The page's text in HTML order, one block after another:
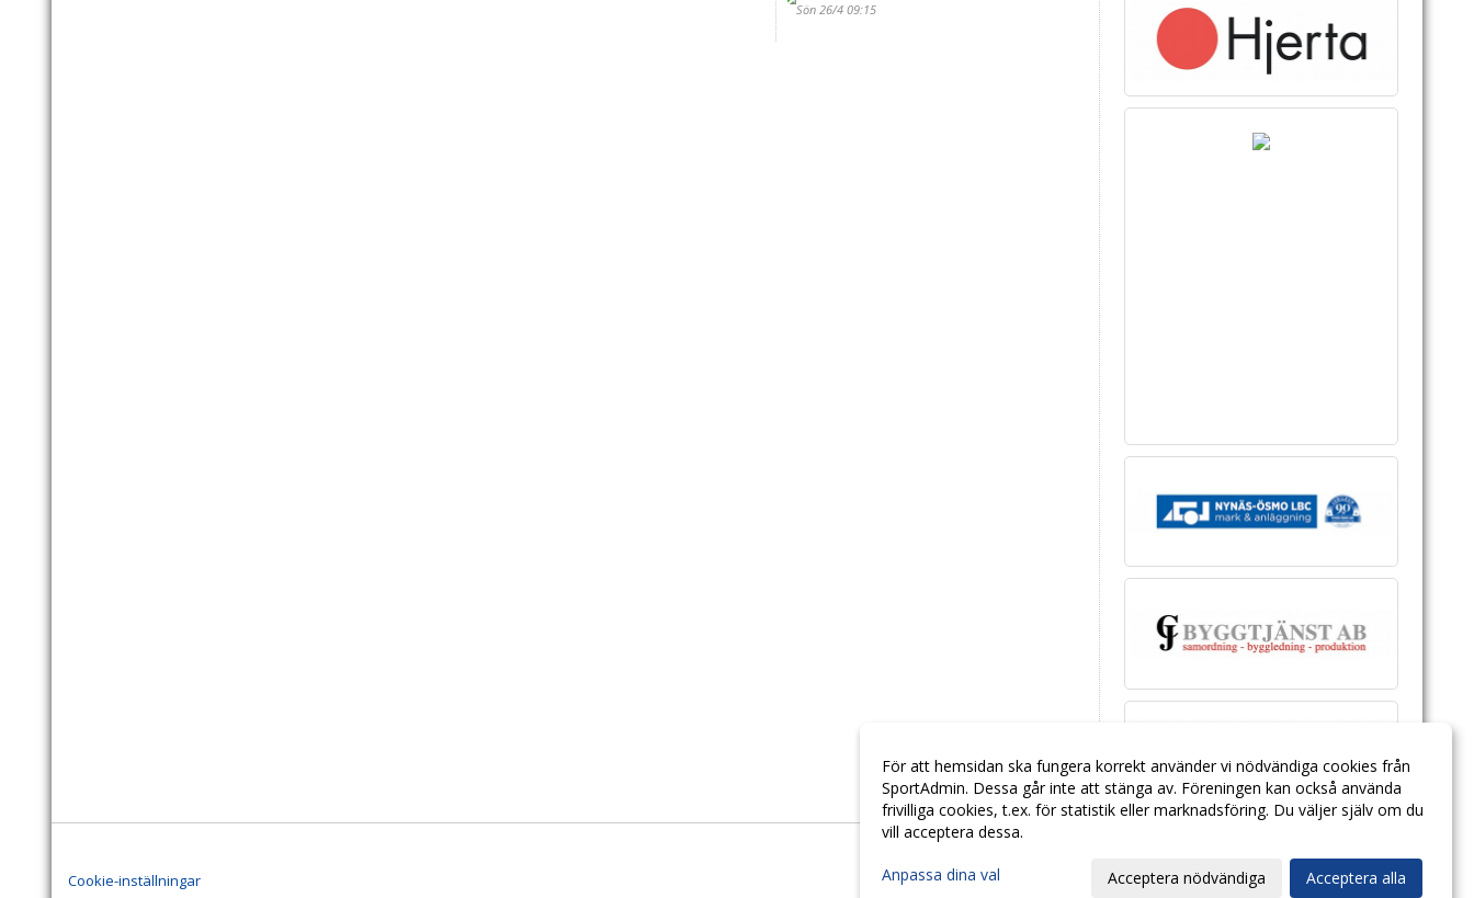
Sön 26/4 09:15
Cookie-inställningar
För att hemsidan ska fungera korrekt använder vi nödvändiga cookies från
SportAdmin. Dessa går inte att stänga av. Föreningen kan också använda
frivilliga cookies, t.ex. för statistik eller marknadsföring. Du väljer själv om du
vill acceptera dessa.
Anpassa dina val Acceptera nödvändiga Acceptera alla